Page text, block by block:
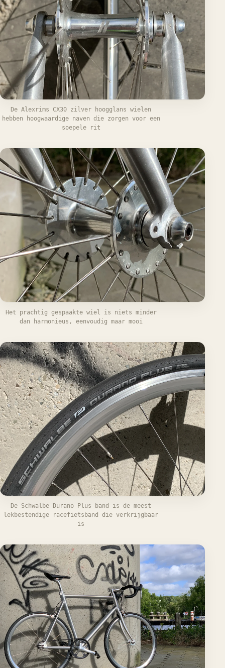
De Alexrims CX30 zilver hoogglans wielen
hebben hoogwaardige naven die zorgen voor een
soepele rit
Het prachtig gespaakte wiel is niets minder
dan harmonieus, eenvoudig maar mooi
De Schwalbe Durano Plus band is de meest
lekbestendige racefietsband die verkrijgbaar
is